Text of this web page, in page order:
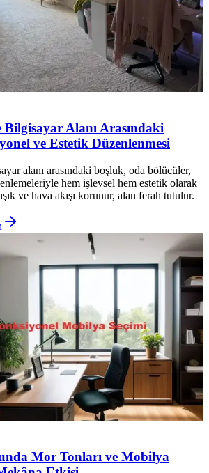
Bilgisayar Alanı Arasındaki
ve Estetik Düzenlenmesi
alanı arasındaki boşluk, oda bölücüler,
hem işlevsel hem estetik olarak
ve hava akışı korunur, alan ferah tutulur.
Mor Tonları ve Mobilya